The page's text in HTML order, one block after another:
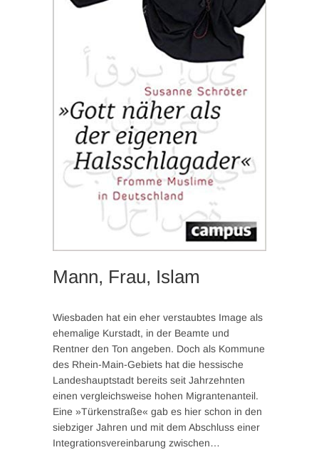
Mann, Frau, Islam
Wiesbaden hat ein eher verstaubtes Image als
ehemalige Kurstadt, in der Beamte und
Rentner den Ton angeben. Doch als Kommune
des Rhein-Main-Gebiets hat die hessische
Landeshauptstadt bereits seit Jahrzehnten
einen vergleichsweise hohen Migrantenanteil.
Eine »Türkenstraße« gab es hier schon in den
siebziger Jahren und mit dem Abschluss einer
Integrationsvereinbarung zwischen…